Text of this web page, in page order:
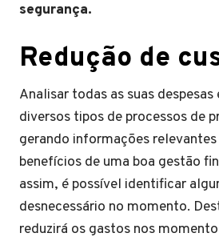
segurança.
Redução de
Analisar todas as suas despesas
diversos tipos de processos de
gerando informações
benefícios de uma boa gestão
assim, é possível identificar
desnecessário no momento.
reduzirá os gastos nos